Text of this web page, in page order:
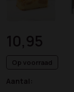
10,95
Op voorraad
Aantal: